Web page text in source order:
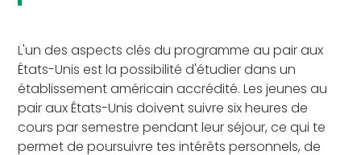
L'un des aspects clés du programme au pair aux
États-Unis est la possibilité d'étudier dans un
établissement américain accrédité. Les jeunes au
pair aux États-Unis doivent suivre six heures de
cours par semestre pendant leur séjour, ce qui te
permet de poursuivre tes intérêts personnels, de